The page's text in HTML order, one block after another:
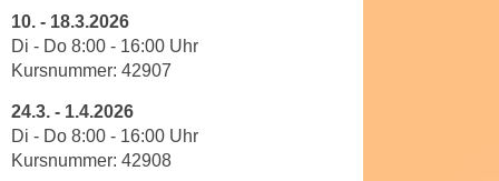
10. - 18.3.2026
Di - Do 8:00 - 16:00 Uhr
Kursnummer: 42907
24.3. - 1.4.2026
Di - Do 8:00 - 16:00 Uhr
Kursnummer: 42908
e
n
e
i
t
b
e
i
w
e